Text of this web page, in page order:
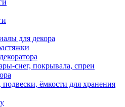
для декора
снег, покрывала, спреи
ёмкости для хранения